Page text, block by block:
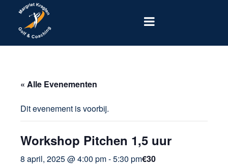
« Alle Evenementen
Dit evenement is voorbij.
Workshop Pitchen 1,5 uur
8 april, 2025 @ 4:00 pm-5:30 pm€30